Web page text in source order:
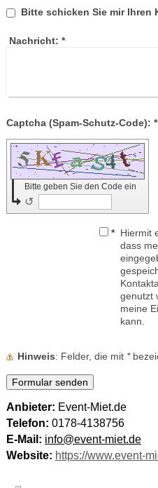
Bitte schicken Sie mir Ihren
Nachricht: *
Captcha (Spam-Schutz-Code): *
Bitte geben Sie den Code ein
↺
* Hiermit
dass
genutzt
meine
kann.
Hinweis : Felder, die mit *
Anbieter: Event-Miet.de
Telefon: 0178-4138756
E-Mail: info@event-miet.de
Website: https://www.event-